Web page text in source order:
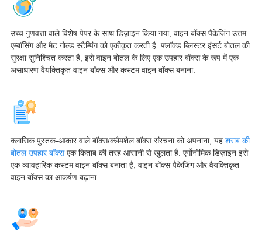
उच्च गुणवत्ता वाले विशेष पेपर के साथ डिज़ाइन किया गया, वाइन बॉक्स पैकेजिंग उत्तम
एम्बॉसिंग और मैट गोल्ड स्टैम्पिंग को एकीकृत करती है. फ्लॉक्ड ब्लिस्टर इंसर्ट बोतल की
सुरक्षा सुनिश्चित करता है, इसे वाइन बोतल के लिए एक उपहार बॉक्स के रूप में एक
असाधारण वैयक्तिकृत वाइन बॉक्स और कस्टम वाइन बॉक्स बनाना.
क्लासिक पुस्तक-आकार वाले बॉक्स/क्लैमशेल बॉक्स संरचना को अपनाना, यह शराब की
बोतल उपहार बॉक्सएक किताब की तरह आसानी से खुलता है. एर्गोनोमिक डिज़ाइन इसे
एक व्यावहारिक कस्टम वाइन बॉक्स बनाता है, वाइन बॉक्स पैकेजिंग और वैयक्तिकृत
वाइन बॉक्स का आकर्षण बढ़ाना.